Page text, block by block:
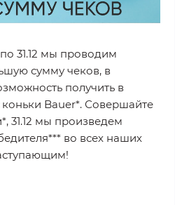
по 31.12 мы проводим
сумму чеков, в
получить в
Bauer*. Совершайте
31.12 мы произведем
во всех наших